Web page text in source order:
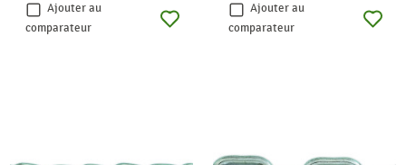
Ajouter au
comparateur
Ajouter au
comparateur